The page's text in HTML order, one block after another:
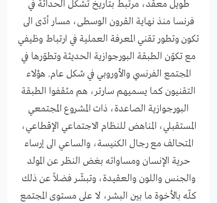
طويل معقد، مرتبط بتاريخ تشكّل الحداثة في
فرنسا منذ نهاية القرون الوسطى، مسار أدّى الى
تكون وتطور تقني المعرفة العملية في ارتباط وظيفي
مع تكوّن الطبقة البورجوازية الحديثة وتطوّرها في
المجتمع الفرنسي والأوروبي في شكل عام. هؤلاء
التقنيون كما يسميهم سارتر، هم مثقفوا الطبقة
البورجوازية الصاعدة، ذات المشروع المجتمعي
المستقبلي، المناهض للنظام الاجتماعي الإقطاعي،
المتحالف مع رجال الكنيسة، والساعي الى إرساء
حرية الإنسان ومساواته بغض النظر عن المولد
والجنس واللون والعقيدة، وتبشّر فضلاً عن ذلك
كلّه بالأخوة ما بين البشر، لا على مستوى المجتمع